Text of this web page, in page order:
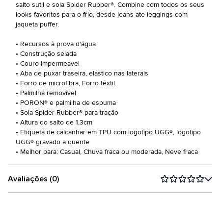
salto sutil e sola Spider Rubber®. Combine com todos os seus
looks favoritos para o frio, desde jeans até leggings com
jaqueta puffer.
• Recursos à prova d'água
• Construção selada
• Couro impermeável
• Aba de puxar traseira, elástico nas laterais
• Forro de microfibra, Forro têxtil
• Palmilha removível
• PORON® e palmilha de espuma
• Sola Spider Rubber® para tração
• Altura do salto de 1,3cm
• Etiqueta de calcanhar em TPU com logotipo UGG®, logotipo
UGG® gravado a quente
• Melhor para: Casual, Chuva fraca ou moderada, Neve fraca
Avaliações (0)